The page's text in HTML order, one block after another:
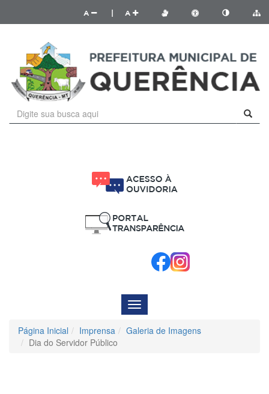
A A
Menu
de
Navegação
Página Inicial Imprensa
Galeria de Imagens
Dia do Servidor Público